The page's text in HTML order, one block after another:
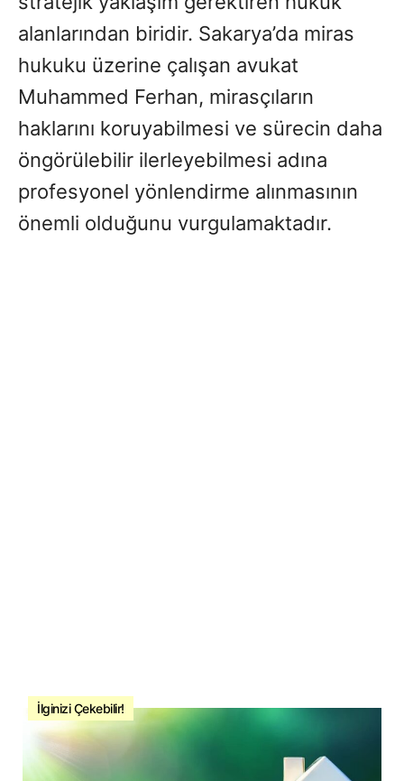
alanlarından biridir. Sakarya’da miras
hukuku üzerine çalışan avukat
Muhammed Ferhan, mirasçıların
haklarını koruyabilmesi ve sürecin daha
öngörülebilir ilerleyebilmesi adına
profesyonel yönlendirme alınmasının
önemli olduğunu vurgulamaktadır.
İlginizi Çekebilir!